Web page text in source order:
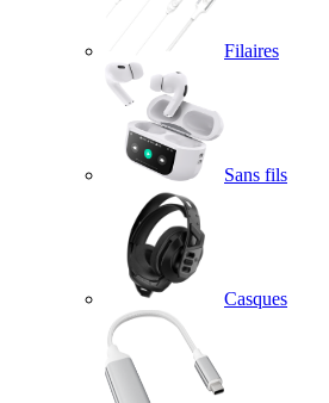
Filaires
Sans fils
Casques